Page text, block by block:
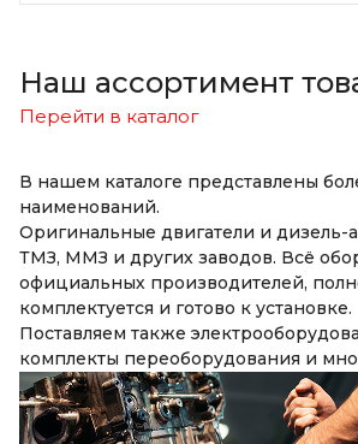
Наш ассортимент
Перейти в каталог
В нашем каталоге представлены
наименований.
Оригинальные двигатели и дизель-
ТМЗ, ММЗ и других заводов. Всё
официальных производителей,
комплектуется и готово к установке.
Поставляем также
комплекты переоборудования и